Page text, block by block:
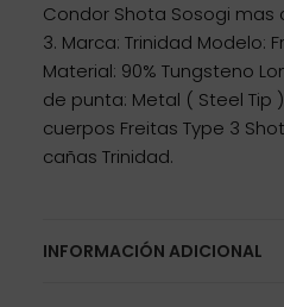
Condor Shota Sosogi
3. Marca: Trinidad Modelo:
Material: 90% Tungsteno
de punta: Metal ( Steel Tip
cuerpos Freitas Type 3
cañas Trinidad.
INFORMACIÓN ADICIONAL